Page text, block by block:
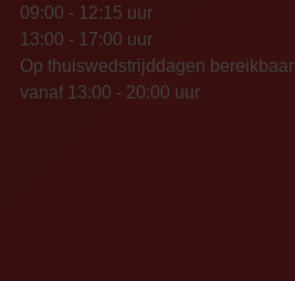
09:00 - 12:15 uur
13:00 - 17:00 uur
Op thuiswedstrijddagen bereikbaar
vanaf 13:00 - 20:00 uur